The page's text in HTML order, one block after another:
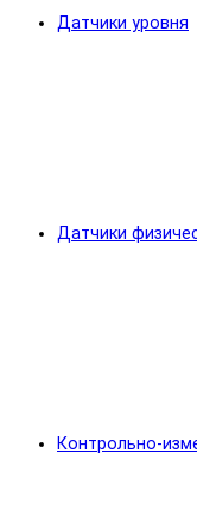
Датчики уровня
Датчики
Контрольно-